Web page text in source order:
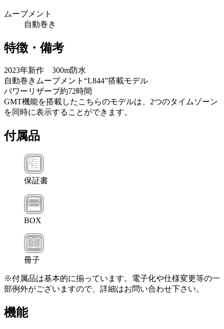
ムーブメント
自動巻き
特徴・備考
2023年新作 300m防水
自動巻きムーブメント“L844”搭載モデル
パワーリザーブ約72時間
GMT機能を搭載したこちらのモデルは、2つのタイムゾーン
を同時に表示することができます。
付属品
保証書
BOX
冊子
※付属品は基本的に揃っています。電子化や仕様変更等の一
部例外がございますので、詳細はお問い合わせ下さい。
機能